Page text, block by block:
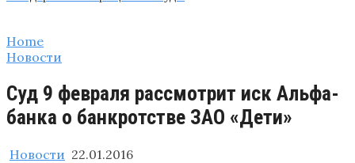
Home
Новости
Суд 9 февраля рассмотрит иск Альфа-
банка о банкротстве ЗАО «Дети»
Новости 22.01.2016